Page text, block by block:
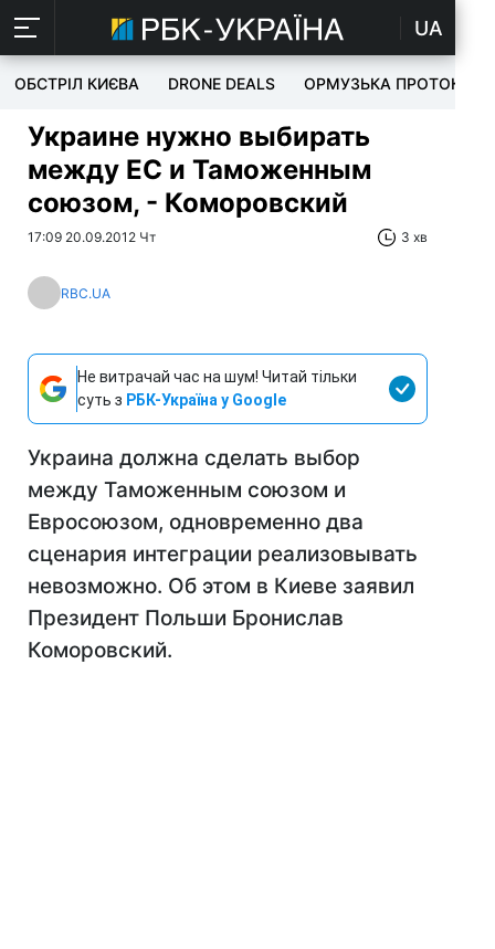
UA
ОБСТРІЛ КИЄВА DRONE DEALS ОРМУЗЬКА ПРОТОКА
Украине нужно выбирать
между ЕС и Таможенным
союзом, - Коморовский
17:09 20.09.2012 Чт 3 хв
RBC.UA
Не витрачай час на шум! Читай тільки
суть з РБК-Україна у Google
Украина должна сделать выбор
между Таможенным союзом и
Евросоюзом, одновременно два
сценария интеграции реализовывать
невозможно. Об этом в Киеве заявил
Президент Польши Бронислав
Коморовский.